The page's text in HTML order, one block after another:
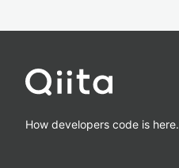
How developers code is here.